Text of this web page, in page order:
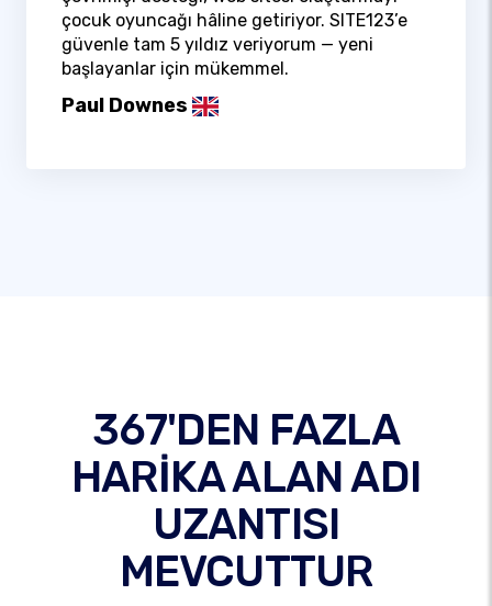
çocuk oyuncağı hâline getiriyor. SITE123’e
güvenle tam 5 yıldız veriyorum — yeni
başlayanlar için mükemmel.
Paul Downes
367'DEN FAZLA
HARİKA ALAN ADI
UZANTISI
MEVCUTTUR